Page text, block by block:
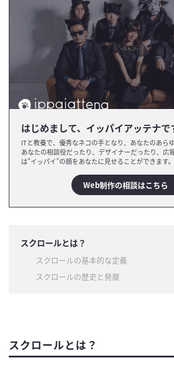
はじめまして、イッパイアッテナで
ITと教養で、優秀なネコの手となり、あなたのあら
あなたの相談役だったり、デザイナーだったり、広
は”イッパイ”の顔をあなたに見せることができます。
Web制作の相談はこちら
スクロールとは？
スクロールの基本的な定義
スクロールの歴史と発展
スクロールとは？